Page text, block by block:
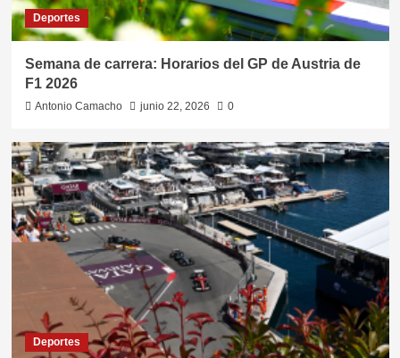
Deportes
Semana de carrera: Horarios del GP de Austria de
F1 2026
Antonio Camacho junio 22, 2026 0
Deportes